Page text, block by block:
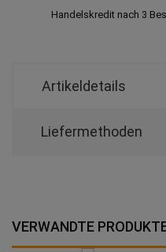
Handelskredit nach 3
Artikeldetails
Liefermethoden
VERWANDTE